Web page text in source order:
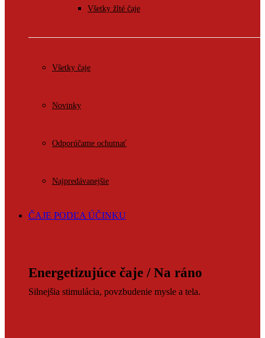
Všetky žlté čaje
Všetky čaje
Novinky
Odporúčame ochutnať
Najpredávanejšie
ČAJE PODĽA ÚČINKU
Energetizujúce čaje / Na ráno
Silnejšia stimulácia, povzbudenie mysle a tela.